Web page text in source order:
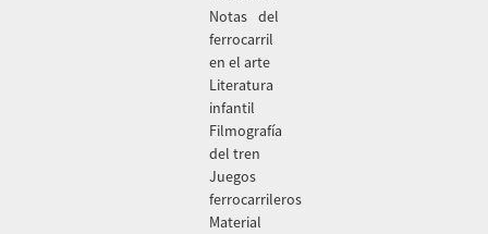
Notas del
ferrocarril
en el arte
Literatura
infantil
Filmografía
del tren
Juegos
ferrocarrileros
Material